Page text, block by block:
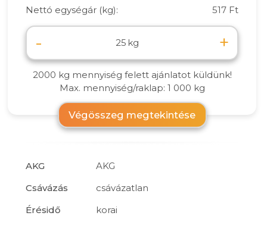
Nettó egységár (kg): 517 Ft
- kg +
2000 kg mennyiség felett ajánlatot küldünk!
Max. mennyiség/raklap: 1 000 kg
Végösszeg megtekintése
AKG
AKG
Csávázás
csávázatlan
Érésidő
korai